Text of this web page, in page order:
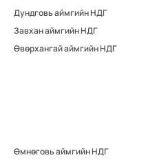
Дундговь аймгийн НДГ
Завхан аймгийн НДГ
Өвөрхангай аймгийн НДГ
Өмнөговь аймгийн НДГ